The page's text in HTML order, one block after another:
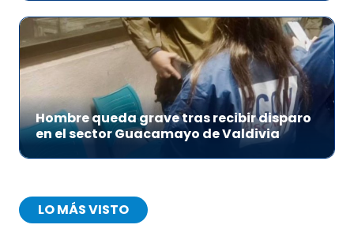
Hombre queda grave tras recibir disparo
en el sector Guacamayo de Valdivia
LO MÁS VISTO